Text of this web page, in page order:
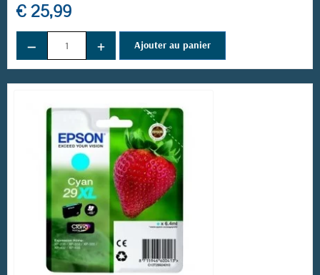
€ 25,99
− + Ajouter au panier